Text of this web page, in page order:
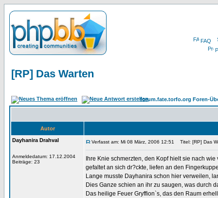
FAQ
[RP] Das Warten
forum.fate.torfo.org Foren-
Autor
Dayhanira Drahval
Anmeldedatum: 17.12.2004
Beiträge: 23
Verfasst am: Mi 08 März, 2006 12:51 Titel: [RP] Das
Ihre Knie schmerzten, den Kopf hielt sie nach
gefaltet an sich dr?ckte, liefen an den
Lange musste Dayhanira schon hier verweilen,
Dies Ganze schien an ihr zu saugen, was durch
Das heilige Feuer Gryffion`s, das den Raum